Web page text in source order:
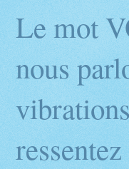
Le mot
nous